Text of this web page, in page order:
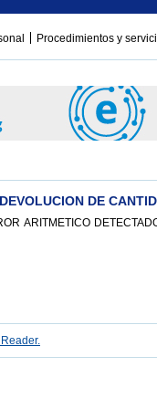
Procedimientos y
DE
ARITMETICO